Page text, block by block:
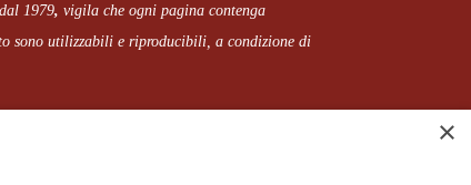
1979, vigila che ogni pagina contenga
sono utilizzabili e riproducibili, a condizione di
×